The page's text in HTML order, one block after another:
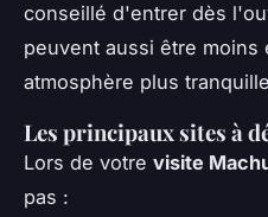
conseillé d'entrer dès
peuvent aussi être
atmosphère plus
Les principaux sites à
Lors de votre visite
pas :